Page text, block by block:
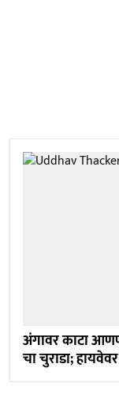
अंगावर काटा
चा चुराडा;